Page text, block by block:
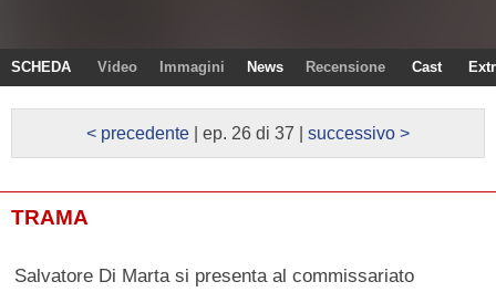
SCHEDA Video Immagini News Recensione Cast
< precedente | ep. 26 di 37 | successivo >
TRAMA
Salvatore Di Marta si presenta al commissariato